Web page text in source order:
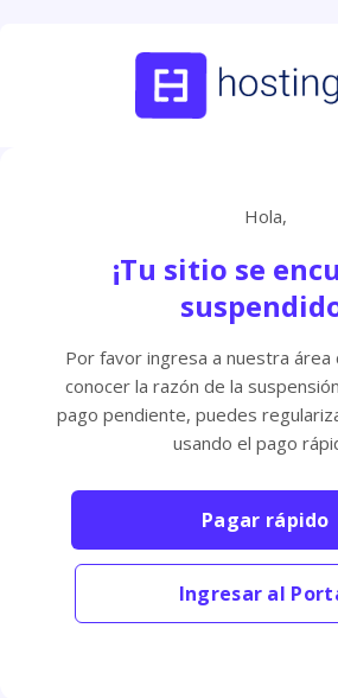
Hola,
¡Tu sitio se
Por favor ingresa a nuestra área
conocer la razón de la
pago pendiente, puedes
usando el pago
Pagar rápido
Ingresar al